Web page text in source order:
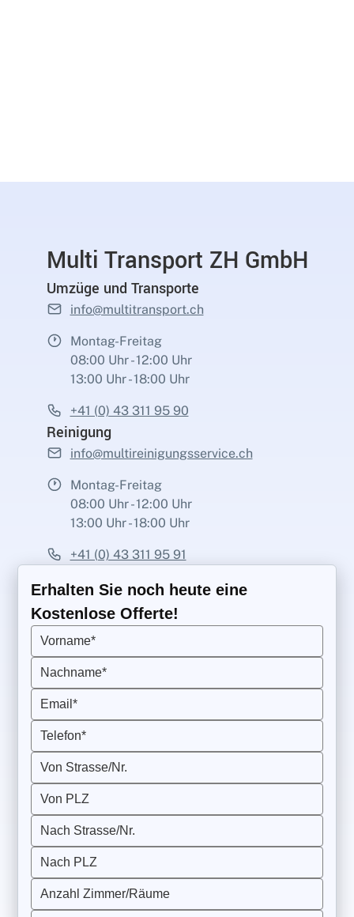
Multi Transport ZH GmbH
Umzüge und Transporte
info@multitransport.ch
Montag-Freitag
08:00 Uhr - 12:00 Uhr
13:00 Uhr - 18:00 Uhr
+41 (0) 43 311 95 90
Reinigung
info@multireinigungsservice.ch
Montag-Freitag
08:00 Uhr - 12:00 Uhr
13:00 Uhr - 18:00 Uhr
+41 (0) 43 311 95 91
Erhalten Sie noch heute eine
Kostenlose Offerte!
Vorname*
Nachname*
Email*
Telefon*
Von Strasse/Nr.
Von PLZ
Nach Strasse/Nr.
Nach PLZ
Anzahl Zimmer/Räume